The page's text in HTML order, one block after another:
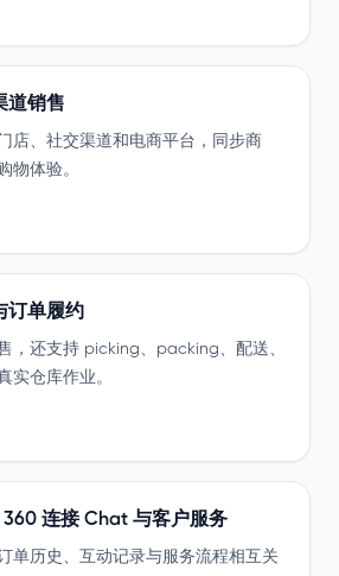
道销售
店、社交渠道和电商平台，同步商
物体验。
订单履约
，还支持 picking、packing、配送、
实仓库作业。
连接 Chat 与客户服务
单历史、互动记录与服务流程相互关